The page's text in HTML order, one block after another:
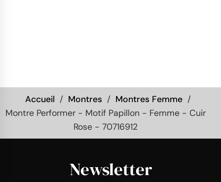
Accueil Montres
Montres Femme
Montre Performer - Motif Papillon - Femme - Cuir
Rose - 70716912
Newsletter